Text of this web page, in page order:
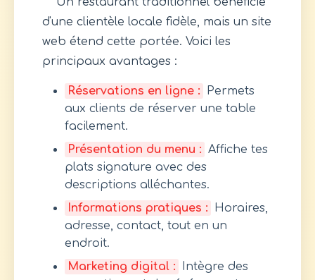
d'une clientèle locale fidèle, mais un site
web étend cette portée. Voici les
principaux avantages :
Réservations en ligne :
Permets
aux clients de réserver une table
facilement.
Présentation du menu : Affiche tes
plats signature avec des
descriptions alléchantes.
Informations pratiques :
Horaires,
adresse, contact, tout en un
endroit.
Marketing digital :
Intègre des